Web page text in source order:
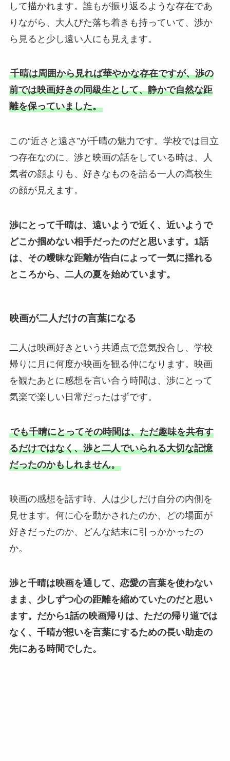
して描かれます。誰もが振り返るような存在であ
りながら、大人びた落ち着きも持っていて、渉か
ら見ると少し遠い人にも見えます。
千晴は周囲から見れば華やかな存在ですが、渉の
前では映画好きの同級生として、静かで自然な距
離を保っていました。
この“近さと遠さ”が千晴の魅力です。学校では目立
つ存在なのに、渉と映画の話をしている時は、人
気者の顔よりも、好きなものを語る一人の高校生
の顔が見えます。
渉にとって千晴は、遠いようで近く、近いようで
どこか掴めない相手だったのだと思います。 1話
は、その曖昧な距離が告白によって一気に揺れる
ところから、二人の夏を始めています。
映画が二人だけの言葉になる
二人は映画好きという共通点で意気投合し、学校
帰りに月に何度か映画を観る仲になります。映画
を観たあとに感想を言い合う時間は、渉にとって
気楽で楽しい日常だったはずです。
でも千晴にとってその時間は、ただ趣味を共有す
るだけではなく、渉と二人でいられる大切な記憶
だったのかもしれません。
映画の感想を話す時、人は少しだけ自分の内側を
見せます。何に心を動かされたのか、どの場面が
好きだったのか、どんな結末に引っかかったの
か。
渉と千晴は映画を通して、恋愛の言葉を使わない
まま、少しずつ心の距離を縮めていたのだと思い
ます。 だから1話の映画帰りは、ただの帰り道では
なく、千晴が想いを言葉にするための長い助走の
先にある時間でした。